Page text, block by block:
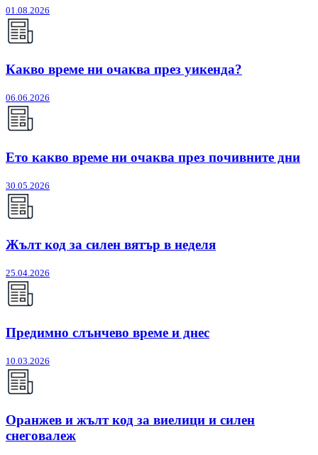
01.08.2026
Какво време ни очаква през уикенда?
06.06.2026
Ето какво време ни очаква през почивните дни
30.05.2026
Жълт код за силен вятър в неделя
25.04.2026
Предимно слънчево време и днес
10.03.2026
Оранжев и жълт код за виелици и силен
снеговалеж